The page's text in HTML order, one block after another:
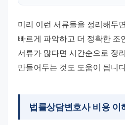
미리 이런 서류들을 정리해두
빠르게 파악하고 더 정확한 조
서류가 많다면 시간순으로 정
만들어두는 것도 도움이 됩니
법률상담변호사 비용 이